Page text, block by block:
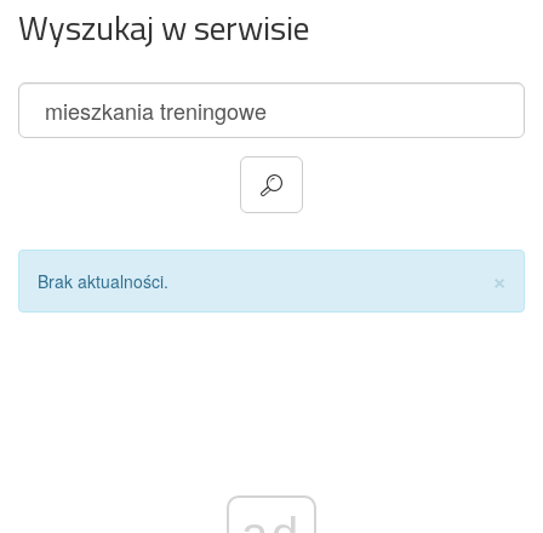
Wyszukaj w serwisie
×
Brak aktualności.